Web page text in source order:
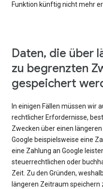
Funktion künftig nicht mehr
Daten, die über
zu begrenzten
gespeichert
In einigen Fällen müssen wir
rechtlicher Erfordernisse,
Zwecken über einen
Google beispielsweise eine
eine Zahlung an Google
steuerrechtlichen oder
Zeit. Zu den Gründen,
längeren Zeitraum speichern